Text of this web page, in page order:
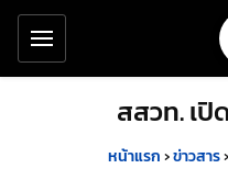
ข้ามไปยังเนื้อหาหลัก
เครื่องมือช่วยเหลือ
สสวท. เปิ
หน้าแรก›ข่าวสาร›